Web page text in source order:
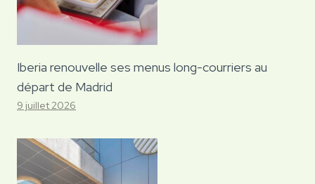
Iberia renouvelle ses menus long-courriers au
départ de Madrid
9 juillet 2026